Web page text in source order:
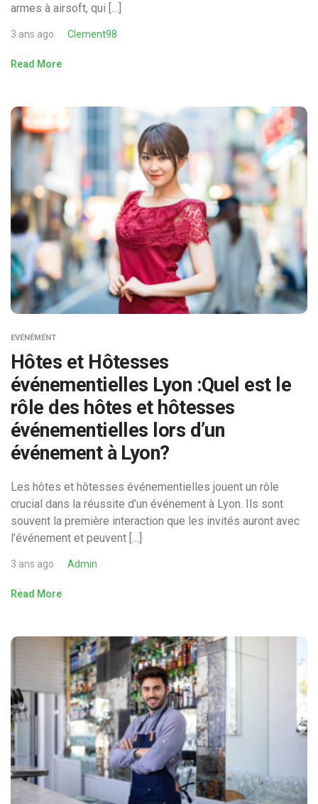
armes à airsoft, qui […]
3 ans ago Clement98
Read More
EVÉNÉMÉNT
Hôtes et Hôtesses
événementielles Lyon :Quel est le
rôle des hôtes et hôtesses
événementielles lors d’un
événement à Lyon?
Les hôtes et hôtesses événementielles jouent un rôle
crucial dans la réussite d’un événement à Lyon. Ils sont
souvent la première interaction que les invités auront avec
l’événement et peuvent […]
3 ans ago Admin
Read More